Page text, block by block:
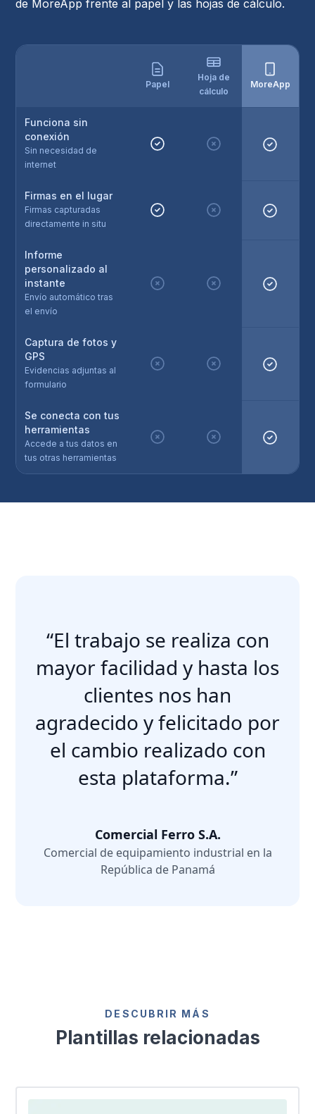
de MoreApp frente al papel y las hojas de cálculo.
Papel
Hoja de
cálculo
MoreApp
Funciona sin
conexión
Sin necesidad de
internet
Firmas en el lugar
Firmas capturadas
directamente in situ
Informe
personalizado al
instante
Envío automático tras
el envío
Captura de fotos y
GPS
Evidencias adjuntas al
formulario
Se conecta con tus
herramientas
Accede a tus datos en
tus otras herramientas
“El trabajo se realiza con
mayor facilidad y hasta los
clientes nos han
agradecido y felicitado por
el cambio realizado con
esta plataforma.”
Comercial Ferro S.A.
Comercial de equipamiento industrial en la
República de Panamá
DESCUBRIR MÁS
Plantillas relacionadas